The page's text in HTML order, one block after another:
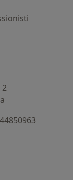
scheda
nuova scheda
in una nuova